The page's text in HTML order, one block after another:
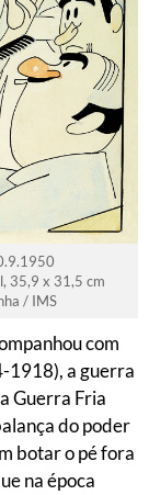
35,9 x 31,5 cm
/ IMS
com
1918), a guerra
Guerra Fria
do poder
botar o pé fora
na época